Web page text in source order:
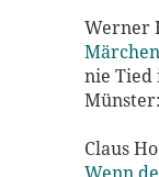
Werner
Märchen
nie Tied
Claus